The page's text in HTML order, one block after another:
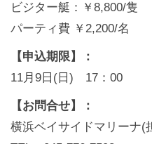
ビジター艇：￥8,800/隻
パーティ費 ￥2,200/名
【申込期限】：
11月9日(日) 17：00
【お問合せ】：
横浜ベイサイドマリーナ(